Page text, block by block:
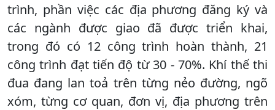
trình, phần việc các địa phương đăng ký và
các ngành được giao đã được triển khai,
trong đó có 12 công trình hoàn thành, 21
công trình đạt tiến độ từ 30 - 70%. Khí thế thi
đua đang lan toả trên từng nẻo đường, ngõ
xóm, từng cơ quan, đơn vị, địa phương trên